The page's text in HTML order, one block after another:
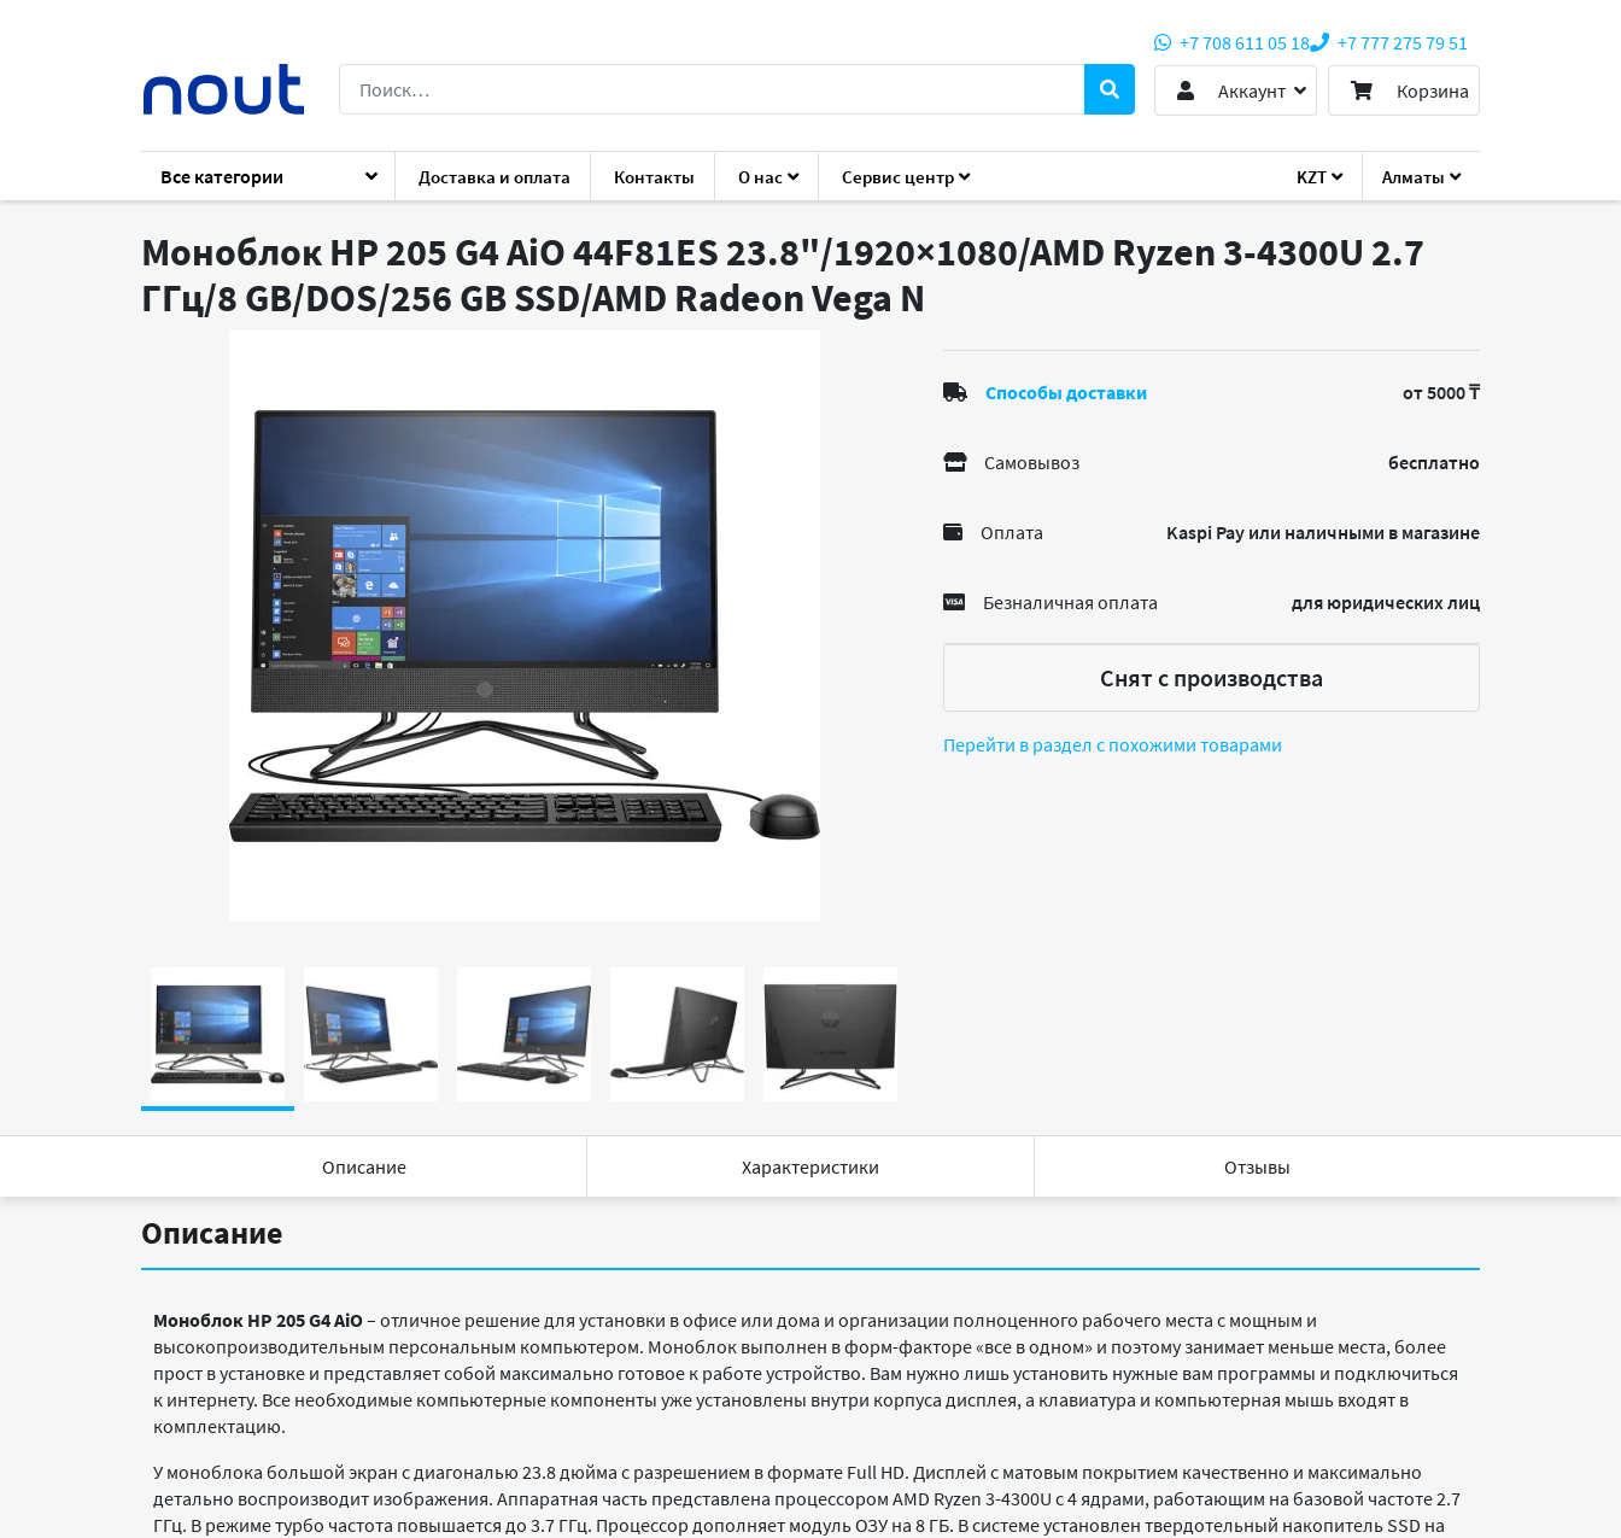
KZT Алматы
+7 708 611 05 18
+7 777 275 79 51
Аккаунт
Корзина
Все категории Доставка и оплата Контакты О нас Сервис центр
Каталог Компьютеры Моноблоки HP HP 205 G4 AiO
Моноблок HP 205 G4 AiO 44F81ES 23.8"/1920×1080/AMD Ryzen 3-4300U 2.7
ГГц/8 GB/DOS/256 GB SSD/AMD Radeon Vega N
Способы доставки от 5000 ₸
Самовывоз бесплатно
Оплата Kaspi Pay или наличными в магазине
Безналичная оплата для юридических лиц
Снят с производства
Перейти в раздел с похожими товарами
Описание Характеристики Отзывы
Описание
Моноблок HP 205 G4AiO– отличное решение для установки в офисе или дома и организации полноценного рабочего места с мощным и
высокопроизводительным персональным компьютером. Моноблок выполнен в форм-факторе «все в одном» и поэтому занимает меньше места, более
прост в установке и представляет собой максимально готовое к работе устройство. Вам нужно лишь установить нужные вам программы и подключиться
к интернету. Все необходимые компьютерные компоненты уже установлены внутри корпуса дисплея, а клавиатура и компьютерная мышь входят в
комплектацию.
У моноблока большой экран с диагональю 23.8 дюйма с разрешением в формате Full HD. Дисплей с матовым покрытием качественно и максимально
детально воспроизводит изображения. Аппаратная часть представлена процессором AMD Ryzen 3-4300U с 4 ядрами, работающим на базовой частоте 2.7
ГГц. В режиме турбо частота повышается до 3.7 ГГц. Процессор дополняет модуль ОЗУ на 8 ГБ. В системе установлен твердотельный накопитель SSD на